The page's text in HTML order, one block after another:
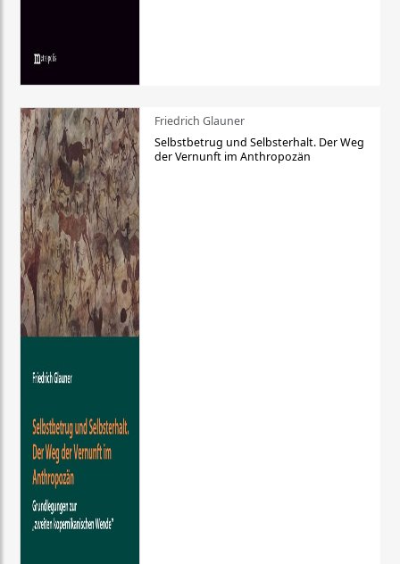
Friedrich Glauner
Selbstbetrug und Selbsterhalt. Der Weg
der Vernunft im Anthropozän